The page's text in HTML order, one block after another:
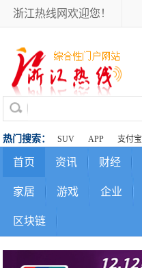
浙江热线网欢迎您！
热门搜索： SUV APP 支付宝
首页 资讯 财经
家居 游戏 企业
区块链